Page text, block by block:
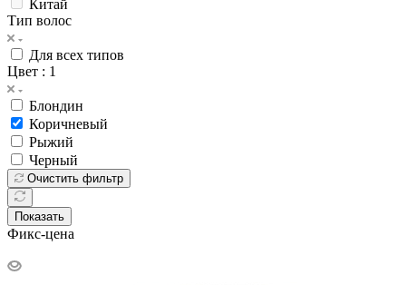
Китай
Тип волос
Для всех типов
Цвет : 1
Блондин
Коричневый
Рыжий
Черный
Очистить фильтр
Показать
Фикс-цена